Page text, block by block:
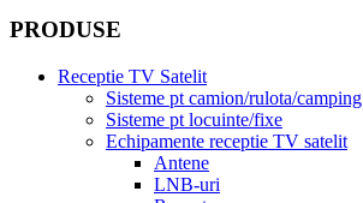
PRODUSE
Receptie TV Satelit
Sisteme pt camion/rulota/camping
Sisteme pt locuinte/fixe
Echipamente receptie TV satelit
Antene
LNB-uri